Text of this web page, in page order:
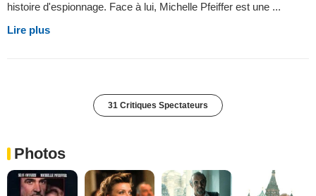
histoire d'espionnage. Face à lui, Michelle Pfeiffer est une ...
Lire plus
31 Critiques Spectateurs
Photos